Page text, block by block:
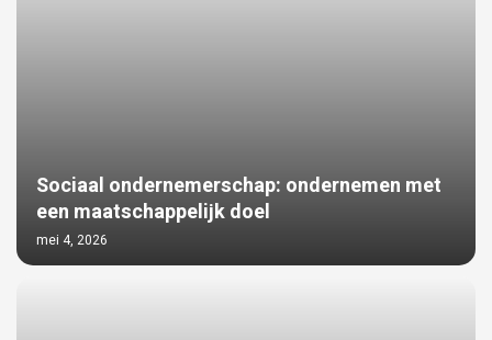
Sociaal ondernemerschap: ondernemen met
een maatschappelijk doel
mei 4, 2026